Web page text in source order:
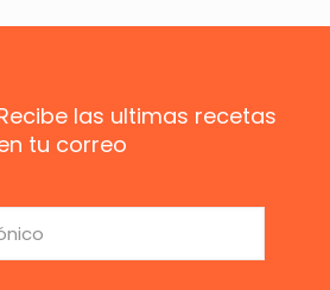
las ultimas recetas
tu correo